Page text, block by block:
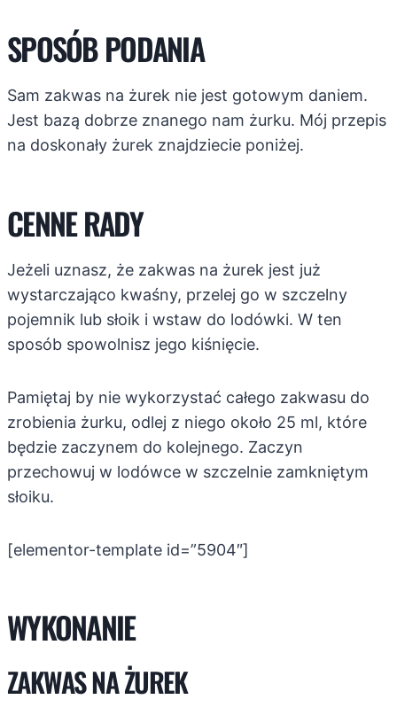
SPOSÓB PODANIA
Sam zakwas na żurek nie jest gotowym daniem.
Jest bazą dobrze znanego nam żurku. Mój przepis
na doskonały żurek znajdziecie poniżej.
CENNE RADY
Jeżeli uznasz, że zakwas na żurek jest już
wystarczająco kwaśny, przelej go w szczelny
pojemnik lub słoik i wstaw do lodówki. W ten
sposób spowolnisz jego kiśnięcie.
Pamiętaj by nie wykorzystać całego zakwasu do
zrobienia żurku, odlej z niego około 25 ml, które
będzie zaczynem do kolejnego. Zaczyn
przechowuj w lodówce w szczelnie zamkniętym
słoiku.
[elementor-template id=”5904″]
WYKONANIE
ZAKWAS NA ŻUREK